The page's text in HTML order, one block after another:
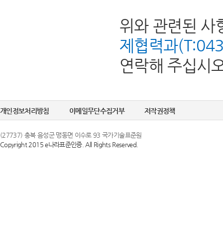
위와 관련된 사
제협력과
연락해 주십시
개인정보처리방침 이메일무단수집거부 저작권정책
(27737) 충북 음성군 맹동면 이수로 93 국가기술표준원
Copyright 2015 e나라표준인증. All Rights Reserved.